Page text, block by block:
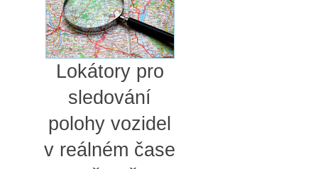
Lokátory pro
sledování
polohy vozidel
v reálném čase